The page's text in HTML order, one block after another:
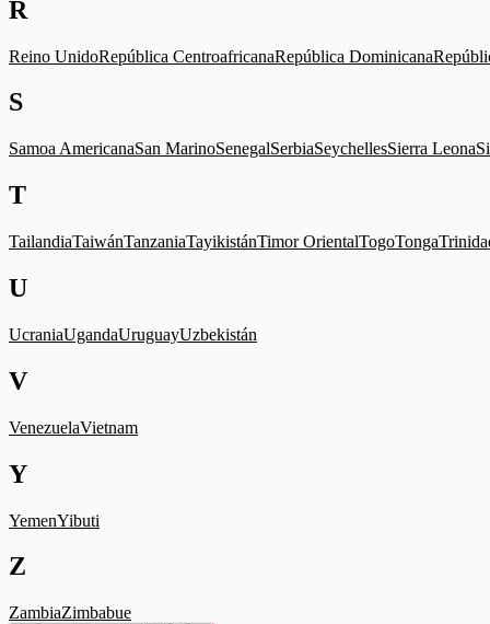
R
Reino UnidoRepública CentroafricanaRepública Dominicana
S
Samoa AmericanaSan MarinoSenegalSerbiaSeychellesSierra Leona
T
TailandiaTaiwánTanzaniaTayikistánTimor OrientalTogoTonga
U
UcraniaUgandaUruguayUzbekistán
V
VenezuelaVietnam
Y
YemenYibuti
Z
ZambiaZimbabue